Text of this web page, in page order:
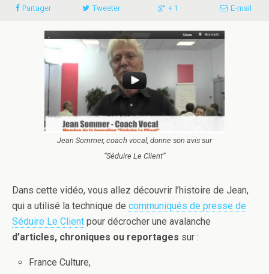
Partager Tweeter + 1 E-mail
Jean Sommer, coach vocal, donne son avis sur
“Séduire Le Client”
Dans cette vidéo, vous allez découvrir l’histoire de Jean,
qui a utilisé la technique de communiqués de presse de
Séduire Le Client pour décrocher une avalanche
d’articles, chroniques ou reportages sur :
France Culture,